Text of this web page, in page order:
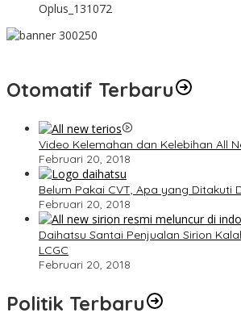
Oplus_131072
Otomatif Terbaru
Video Kelemahan dan Kelebihan All
Februari 20, 2018
Belum Pakai CVT, Apa yang Ditakuti
Februari 20, 2018
Daihatsu Santai Penjualan Sirion
LCGC
Februari 20, 2018
Politik Terbaru